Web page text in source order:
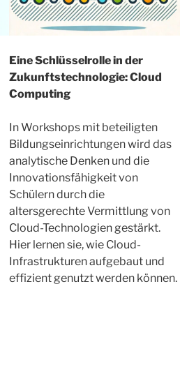
Eine Schlüsselrolle in der
Zukunftstechnologie: Cloud
Computing
In Workshops mit beteiligten
Bildungseinrichtungen wird das
analytische Denken und die
Innovationsfähigkeit von
Schülern durch die
altersgerechte Vermittlung von
Cloud-Technologien gestärkt.
Hier lernen sie, wie Cloud-
Infrastrukturen aufgebaut und
effizient genutzt werden können.